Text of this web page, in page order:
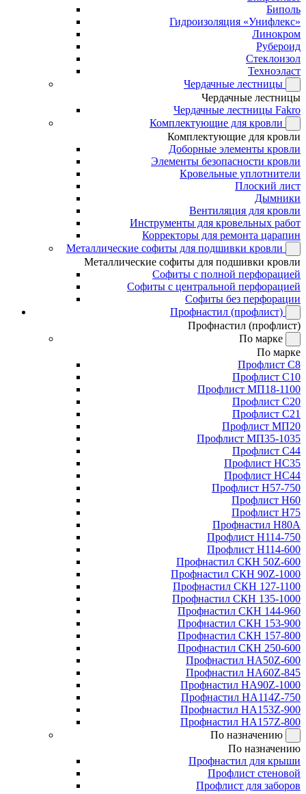
Биполь
Гидроизоляция «Унифлекс»
Линокром
Рубероид
Стеклоизол
Техноэласт
Чердачные лестницы
Чердачные лестницы
Чердачные лестницы Fakro
Комплектующие для кровли
Комплектующие для кровли
Доборные элементы кровли
Элементы безопасности кровли
Кровельные уплотнители
Плоский лист
Дымники
Вентиляция для кровли
Инструменты для кровельных работ
Корректоры для ремонта царапин
Металлические софиты для подшивки кровли
Металлические софиты для подшивки кровли
Софиты с полной перфорацией
Софиты с центральной перфорацией
Софиты без перфорации
Профнастил (профлист)
Профнастил (профлист)
По марке
По марке
Профлист С8
Профлист С10
Профлист МП18-1100
Профлист С20
Профлист С21
Профлист МП20
Профлист МП35-1035
Профлист С44
Профлист НС35
Профлист НС44
Профлист Н57-750
Профлист Н60
Профлист Н75
Профнастил Н80А
Профлист Н114-750
Профлист Н114-600
Профнастил СКН 50Z-600
Профнастил СКН 90Z-1000
Профнастил СКН 127-1100
Профнастил СКН 135-1000
Профнастил СКН 144-960
Профнастил СКН 153-900
Профнастил СКН 157-800
Профнастил СКН 250-600
Профнастил НА50Z-600
Профнастил НА60Z-845
Профнастил НА90Z-1000
Профнастил НА114Z-750
Профнастил НА153Z-900
Профнастил НА157Z-800
По назначению
По назначению
Профнастил для крыши
Профлист стеновой
Профлист для заборов